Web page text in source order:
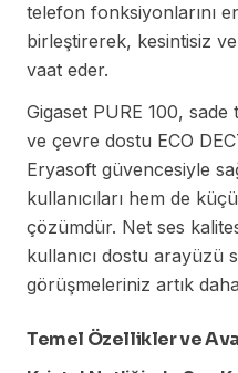
telefon fonksiyonlarını
birleştirerek, kesintisiz
vaat eder.
Gigaset PURE 100, sade
ve çevre dostu ECO
Eryasoft güvencesiyle
kullanıcıları hem de
çözümdür. Net ses
kullanıcı dostu arayüzü
görüşmeleriniz artık
Temel Özellikler ve